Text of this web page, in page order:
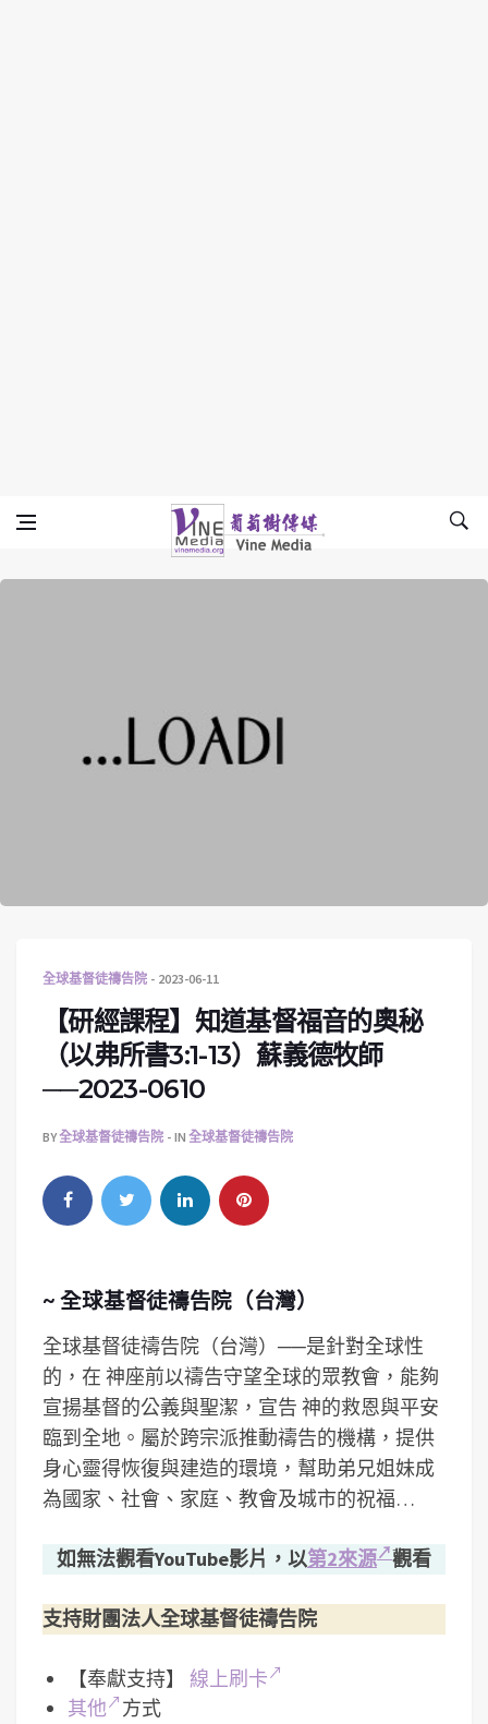
Vine Media
葡萄樹傳媒
全球基督徒禱告院 2023-06-11
【研經課程】知道基督福音的奧秘
（以弗所書3:1-13）蘇義德牧師
──2023-0610
BY全球基督徒禱告院 IN 全球基督徒禱告院
~ 全球基督徒禱告院（台灣）
全球基督徒禱告院（台灣）──是針對全球性
的，在 神座前以禱告守望全球的眾教會，能夠
宣揚基督的公義與聖潔，宣告 神的救恩與平安
臨到全地。屬於跨宗派推動禱告的機構，提供
身心靈得恢復與建造的環境，­幫助弟兄姐妹成
為國家、社會、家庭、教會及城市的祝福…
如無法觀看YouTube影片，以第2來源 觀看
支持財團法人全球基督徒禱告院
【奉獻支持】 線上刷卡
其他
方式